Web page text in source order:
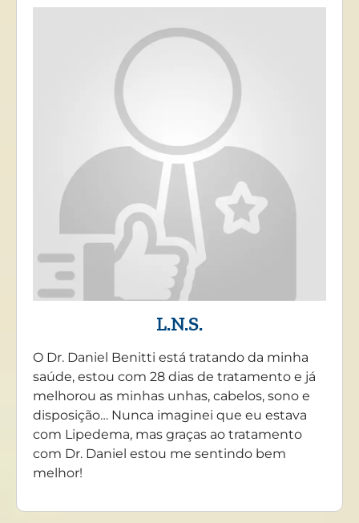
L.N.S.
O Dr. Daniel Benitti está tratando da minha
saúde, estou com 28 dias de tratamento e já
melhorou as minhas unhas, cabelos, sono e
disposição… Nunca imaginei que eu estava
com Lipedema, mas graças ao tratamento
com Dr. Daniel estou me sentindo bem
melhor!